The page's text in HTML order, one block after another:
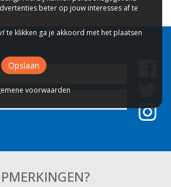
beter op jouw interesses af te
’ te klikken ga je akkoord met het plaatsen
Opslaan
voorwaarden